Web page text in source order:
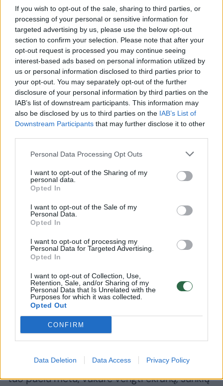
If you wish to opt-out of the sale, sharing to third parties, or
processing of your personal or sensitive information for
targeted advertising by us, please use the below opt-out
section to confirm your selection. Please note that after your
opt-out request is processed you may continue seeing
interest-based ads based on personal information utilized by
us or personal information disclosed to third parties prior to
your opt-out. You may separately opt-out of the further
disclosure of your personal information by third parties on the
IAB’s list of downstream participants. This information may
also be disclosed by us to third parties on the IAB’s List of
Downstream Participants that may further disclose it to other
Personal Data Processing Opt Outs
I want to opt-out of the Sharing of my
personal data.
Opted In
I want to opt-out of the Sale of my
Personal Data.
Opted In
I want to opt-out of processing my
Personal Data for Targeted Advertising.
Opted In
I want to opt-out of Collection, Use,
Retention, Sale, and/or Sharing of my
Personal Data that Is Unrelated with the
Purposes for which it was collected.
Opted Out
CONFIRM
Data Deletion Data Access Privacy Policy
alkoholizmas ar kitos priklausomybės
šeimoje, materialinis nepriteklius ir daugybė
kitų aspektų.
Jau vaikystėje ar paauglystėje, augant
nestabilioje aplinkoje, gali pasireikšti
chroniški galvos skausmai, depresyvumas,
atotrūkis nuo supančios aplinkos, virškinimo
sutrikimai, prasta atmintis, negebėjimas
Kaip sustiprinti nervų sistemą?
Anot vaistininko D. Auškalnio, norint
sustiprinti nervų sistemą, labai svarbu ugdyti
sąmoningumą ir teisingus kasdienius
įpročius. Visame pasaulyje kasmet labiau
populiarėja skirtingos psichoterapijos
kryptys, meditacija, joga, kvėpavimo
pratimai, teisingos miego rutinos
propagavimas, laikantis nuoseklaus miego-
būdravimo režimo.
Pagal jį, rekomenduojama eiti miegoti ir keltis
tuo pačiu metu, vakare vengti ekranų, sunkių